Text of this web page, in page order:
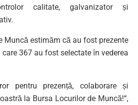
calitate, galvanizator și
Muncă estimăm că au fost prezente
367 au fost selectate în vederea
pentru prezență, colaborare și
la Bursa Locurilor de Muncă!“,